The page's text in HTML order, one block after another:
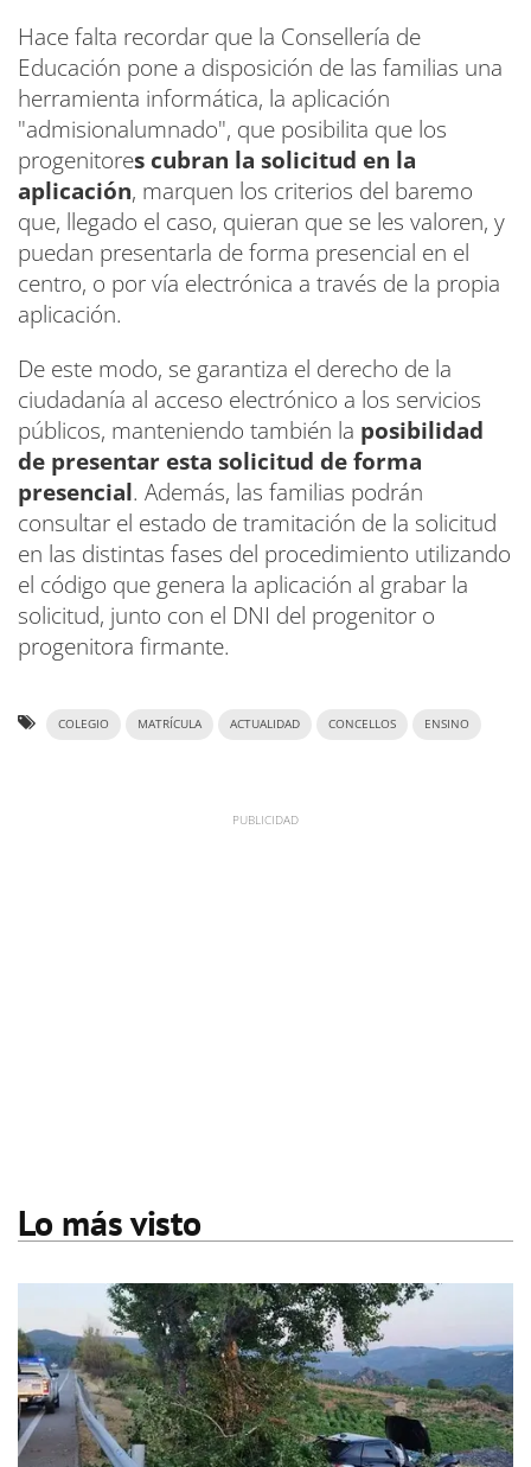
Hace falta recordar que la Consellería de
Educación pone a disposición de las familias una
herramienta informática, la aplicación
"admisionalumnado", que posibilita que los
progenitores cubran la solicitud en la
aplicación, marquen los criterios del baremo
que, llegado el caso, quieran que se les valoren, y
puedan presentarla de forma presencial en el
centro, o por vía electrónica a través de la propia
aplicación.
De este modo, se garantiza el derecho de la
ciudadanía al acceso electrónico a los servicios
públicos, manteniendo también la posibilidad
de presentar esta solicitud de forma
presencial. Además, las familias podrán
consultar el estado de tramitación de la solicitud
en las distintas fases del procedimiento utilizando
el código que genera la aplicación al grabar la
solicitud, junto con el DNI del progenitor o
progenitora firmante.
COLEGIO MATRÍCULA ACTUALIDAD CONCELLOS ENSINO
Lo más visto